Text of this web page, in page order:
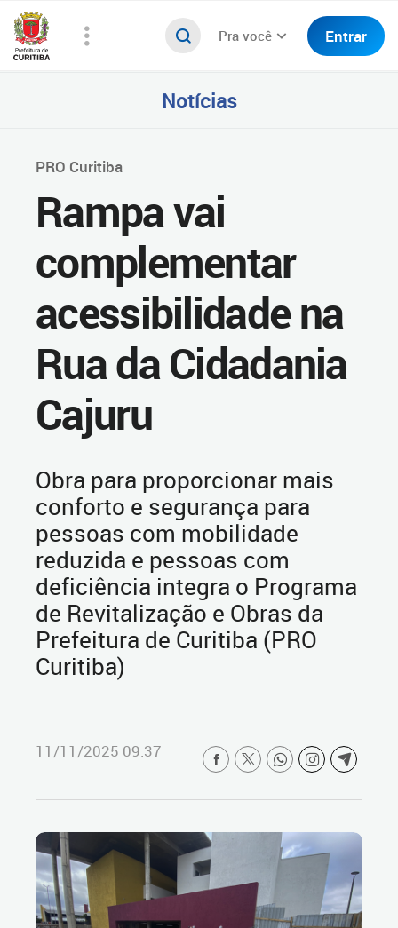
Pra você Entrar
Notícias
PRO Curitiba
Rampa vai
complementar
acessibilidade na
Rua da Cidadania
Cajuru
Obra para proporcionar mais
conforto e segurança para
pessoas com mobilidade
reduzida e pessoas com
deficiência integra o Programa
de Revitalização e Obras da
Prefeitura de Curitiba (PRO
Curitiba)
11/11/2025 09:37